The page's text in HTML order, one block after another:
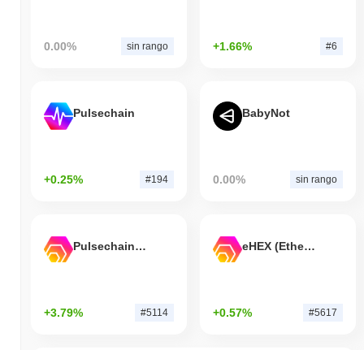
0.00% sin rango +1.66% #6
Pulsechain
+0.25% #194
BabyNot
0.00% sin rango
Pulsechain Bridged HEX (Pulsechain)
+3.79% #5114
eHEX (Ethereum)
+0.57% #5617